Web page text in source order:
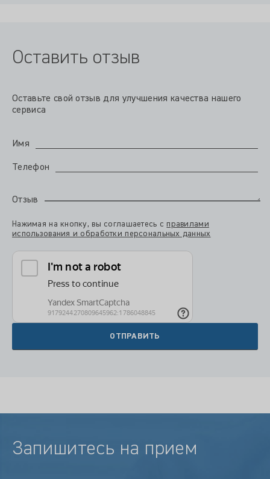
Оставить отзыв
Оставьте свой отзыв для улучшения качества нашего
сервиса
Имя
Телефон
Отзыв
Нажимая на кнопку, вы соглашаетесь с правилами
использования и обработки персональных данных
Запишитесь на прием